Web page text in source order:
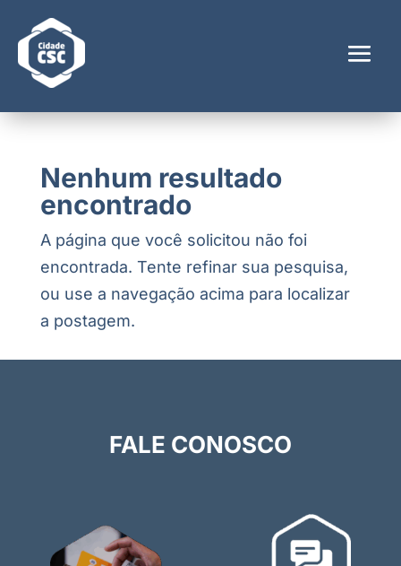
Nenhum resultado
encontrado
A página que você solicitou não foi
encontrada. Tente refinar sua pesquisa,
ou use a navegação acima para localizar
a postagem.
FALE CONOSCO